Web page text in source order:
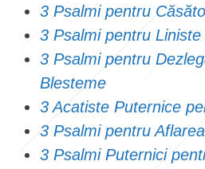
3 Psalmi pentru
3 Psalmi pentru
3 Psalmi pentru
Blesteme
3 Acatiste Puternice
3 Psalmi pentru
3 Psalmi Puternici